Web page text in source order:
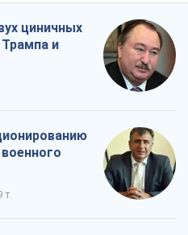
циничных
и
т.